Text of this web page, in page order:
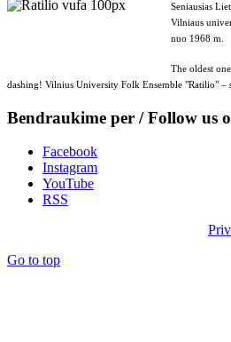
Seniausias
Vilniaus
nuo 1968 m.
The oldest
dashing! Vilnius University Folk Ensemble "Ratilio" –
Bendraukime per / Follow us
Facebook
Instagram
YouTube
RSS
Go to top